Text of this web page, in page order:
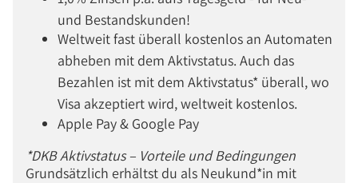
und Bestandskunden!
Weltweit fast überall kostenlos an Automaten
abheben mit dem Aktivstatus. Auch das
Bezahlen ist mit dem Aktivstatus* überall, wo
Visa akzeptiert wird, weltweit kostenlos.
Apple Pay & Google Pay
*DKB Aktivstatus – Vorteile und Bedingungen
Grundsätzlich erhältst du als Neukund*in mit